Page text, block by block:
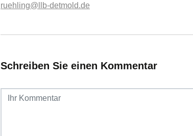
ruehling@llb-detmold.de
Schreiben Sie einen Kommentar